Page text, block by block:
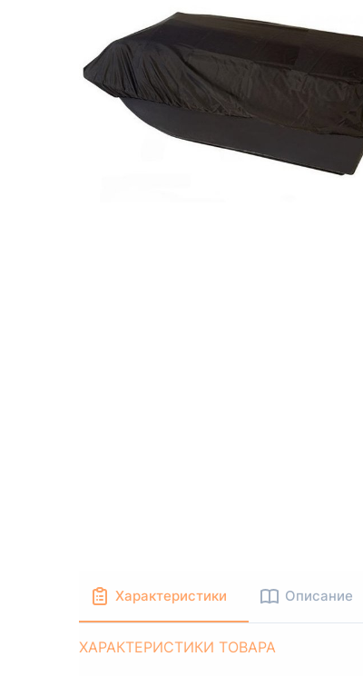
Характеристики Описание
ХАРАКТЕРИСТИКИ ТОВАРА